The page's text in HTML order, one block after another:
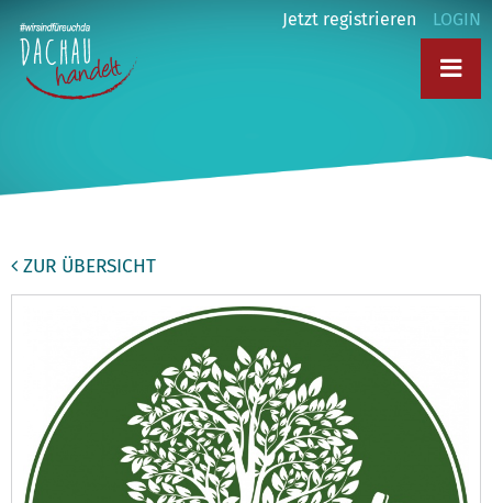
Jetzt registrieren LOGIN
ZUR ÜBERSICHT